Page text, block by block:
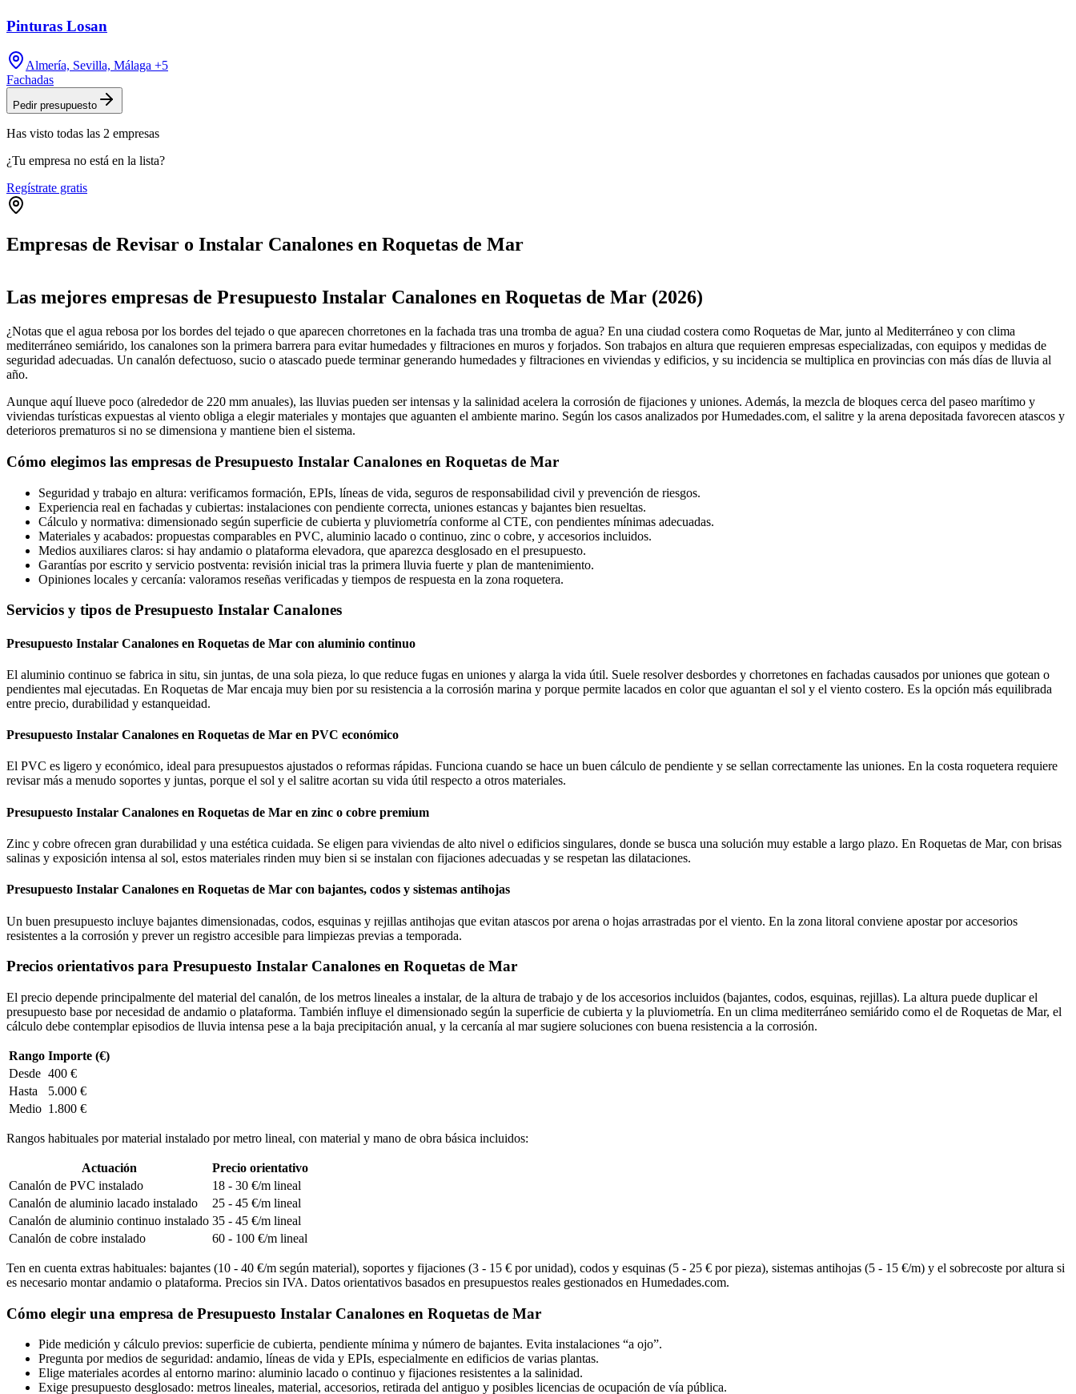
Pinturas Losan
Almería, Sevilla, Málaga +5
Fachadas
Pedir presupuesto
Has visto todas las 2 empresas
¿Tu empresa no está en la lista?
Regístrate gratis
Empresas de Revisar o Instalar Canalones en Roquetas de Mar
+
Las mejores empresas de Presupuesto Instalar Canalones en Roquetas de Mar (2026)
¿Notas que el agua rebosa por los bordes del tejado o que aparecen chorretones en la fachada tras una tromba de agua? En una ciudad costera como Roquetas de Mar, junto al Mediterráneo y con clima
mediterráneo semiárido, los canalones son la primera barrera para evitar humedades y filtraciones en muros y forjados. Son trabajos en altura que requieren empresas especializadas, con equipos y medidas de
seguridad adecuadas. Un canalón defectuoso, sucio o atascado puede terminar generando humedades y filtraciones en viviendas y edificios, y su incidencia se multiplica en provincias con más días de lluvia al
año.
Aunque aquí llueve poco (alrededor de 220 mm anuales), las lluvias pueden ser intensas y la salinidad acelera la corrosión de fijaciones y uniones. Además, la mezcla de bloques cerca del paseo marítimo y
viviendas turísticas expuestas al viento obliga a elegir materiales y montajes que aguanten el ambiente marino. Según los casos analizados por Humedades.com, el salitre y la arena depositada favorecen atascos y
deterioros prematuros si no se dimensiona y mantiene bien el sistema.
Cómo elegimos las empresas de Presupuesto Instalar Canalones en Roquetas de Mar
Seguridad y trabajo en altura: verificamos formación, EPIs, líneas de vida, seguros de responsabilidad civil y prevención de riesgos.
Experiencia real en fachadas y cubiertas: instalaciones con pendiente correcta, uniones estancas y bajantes bien resueltas.
Cálculo y normativa: dimensionado según superficie de cubierta y pluviometría conforme al CTE, con pendientes mínimas adecuadas.
Materiales y acabados: propuestas comparables en PVC, aluminio lacado o continuo, zinc o cobre, y accesorios incluidos.
Medios auxiliares claros: si hay andamio o plataforma elevadora, que aparezca desglosado en el presupuesto.
Garantías por escrito y servicio postventa: revisión inicial tras la primera lluvia fuerte y plan de mantenimiento.
Opiniones locales y cercanía: valoramos reseñas verificadas y tiempos de respuesta en la zona roquetera.
Servicios y tipos de Presupuesto Instalar Canalones
Presupuesto Instalar Canalones en Roquetas de Mar con aluminio continuo
El aluminio continuo se fabrica in situ, sin juntas, de una sola pieza, lo que reduce fugas en uniones y alarga la vida útil. Suele resolver desbordes y chorretones en fachadas causados por uniones que gotean o
pendientes mal ejecutadas. En Roquetas de Mar encaja muy bien por su resistencia a la corrosión marina y porque permite lacados en color que aguantan el sol y el viento costero. Es la opción más equilibrada
entre precio, durabilidad y estanqueidad.
Presupuesto Instalar Canalones en Roquetas de Mar en PVC económico
El PVC es ligero y económico, ideal para presupuestos ajustados o reformas rápidas. Funciona cuando se hace un buen cálculo de pendiente y se sellan correctamente las uniones. En la costa roquetera requiere
revisar más a menudo soportes y juntas, porque el sol y el salitre acortan su vida útil respecto a otros materiales.
Presupuesto Instalar Canalones en Roquetas de Mar en zinc o cobre premium
Zinc y cobre ofrecen gran durabilidad y una estética cuidada. Se eligen para viviendas de alto nivel o edificios singulares, donde se busca una solución muy estable a largo plazo. En Roquetas de Mar, con brisas
salinas y exposición intensa al sol, estos materiales rinden muy bien si se instalan con fijaciones adecuadas y se respetan las dilataciones.
Presupuesto Instalar Canalones en Roquetas de Mar con bajantes, codos y sistemas antihojas
Un buen presupuesto incluye bajantes dimensionadas, codos, esquinas y rejillas antihojas que evitan atascos por arena o hojas arrastradas por el viento. En la zona litoral conviene apostar por accesorios
resistentes a la corrosión y prever un registro accesible para limpiezas previas a temporada.
Precios orientativos para Presupuesto Instalar Canalones en Roquetas de Mar
El precio depende principalmente del material del canalón, de los metros lineales a instalar, de la altura de trabajo y de los accesorios incluidos (bajantes, codos, esquinas, rejillas). La altura puede duplicar el
presupuesto base por necesidad de andamio o plataforma. También influye el dimensionado según la superficie de cubierta y la pluviometría. En un clima mediterráneo semiárido como el de Roquetas de Mar, el
cálculo debe contemplar episodios de lluvia intensa pese a la baja precipitación anual, y la cercanía al mar sugiere soluciones con buena resistencia a la corrosión.
Rango Importe (€)
Desde 400 €
Hasta
5.000 €
Medio 1.800 €
Rangos habituales por material instalado por metro lineal, con material y mano de obra básica incluidos:
Actuación
Precio orientativo
Canalón de PVC instalado
18 - 30 €/m lineal
Canalón de aluminio lacado instalado
25 - 45 €/m lineal
Canalón de aluminio continuo instalado 35 - 45 €/m lineal
Canalón de cobre instalado
60 - 100 €/m lineal
Ten en cuenta extras habituales: bajantes (10 - 40 €/m según material), soportes y fijaciones (3 - 15 € por unidad), codos y esquinas (5 - 25 € por pieza), sistemas antihojas (5 - 15 €/m) y el sobrecoste por altura si
es necesario montar andamio o plataforma. Precios sin IVA. Datos orientativos basados en presupuestos reales gestionados en Humedades.com.
Cómo elegir una empresa de Presupuesto Instalar Canalones en Roquetas de Mar
Pide medición y cálculo previos: superficie de cubierta, pendiente mínima y número de bajantes. Evita instalaciones “a ojo”.
Pregunta por medios de seguridad: andamio, líneas de vida y EPIs, especialmente en edificios de varias plantas.
Elige materiales acordes al entorno marino: aluminio lacado o continuo y fijaciones resistentes a la salinidad.
Exige presupuesto desglosado: metros lineales, material, accesorios, retirada del antiguo y posibles licencias de ocupación de vía pública.